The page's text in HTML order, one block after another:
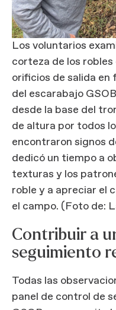
Los voluntarios
corteza de los
orificios de salida
del escarabajo
desde la base del
de altura por todos
encontraron signos
dedicó un tiempo a
texturas y los
roble y a apreciar el
el campo. (Foto de:
Contribuir a
seguimiento
Todas las
panel de control de